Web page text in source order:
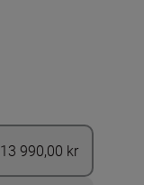
13 990,00 kr